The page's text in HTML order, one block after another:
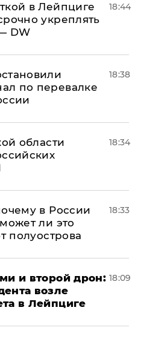
в Лейпциге
укреплять
DW
18:44
по перевалке
18:38
области
18:34
в России
ли это
полуострова
18:33
и второй дрон:
возле
в Лейпциге
18:09